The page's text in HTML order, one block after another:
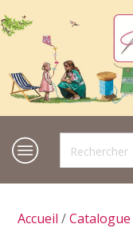
Accueil /Catalogue